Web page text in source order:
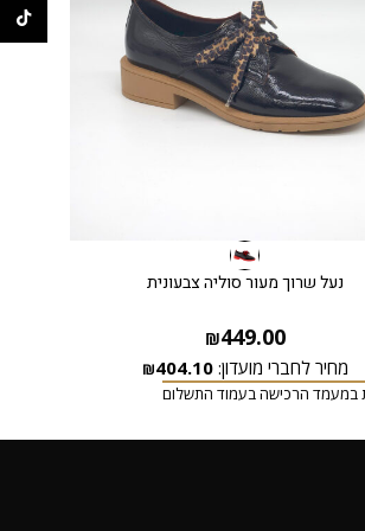
נעל שרוך מעור סוליה צבעונית
₪449.00
מחיר לחברי מועדון: ₪404.10
במעמד הרכישה בעמוד התשלום